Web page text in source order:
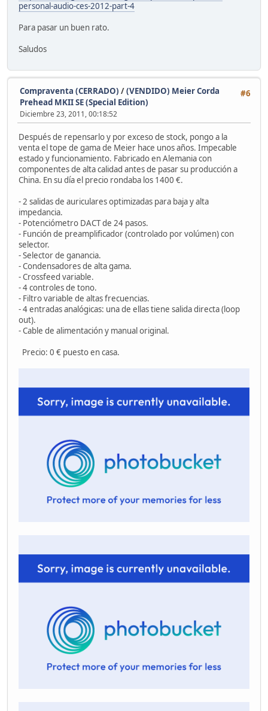
personal-audio-ces-2012-part-4
Para pasar un buen rato.
Saludos
#6
Compraventa (CERRADO) /(VENDIDO) Meier Corda
Prehead MKII SE (Special Edition)
Diciembre 23, 2011, 00:18:52
Después de repensarlo y por exceso de stock, pongo a la
venta el tope de gama de Meier hace unos años. Impecable
estado y funcionamiento. Fabricado en Alemania con
componentes de alta calidad antes de pasar su producción a
China. En su día el precio rondaba los 1400 €.
- 2 salidas de auriculares optimizadas para baja y alta
impedancia.
- Potenciómetro DACT de 24 pasos.
- Función de preamplificador (controlado por volúmen) con
selector.
- Selector de ganancia.
- Condensadores de alta gama.
- Crossfeed variable.
- 4 controles de tono.
- Filtro variable de altas frecuencias.
- 4 entradas analógicas: una de ellas tiene salida directa (loop
out).
- Cable de alimentación y manual original.
Precio: 0 € puesto en casa.